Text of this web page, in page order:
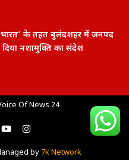
भारत’ के तहत बुलंदशहर में जनपद
दिया नशामुक्ति का संदेश
Of News 24
by 7k Network